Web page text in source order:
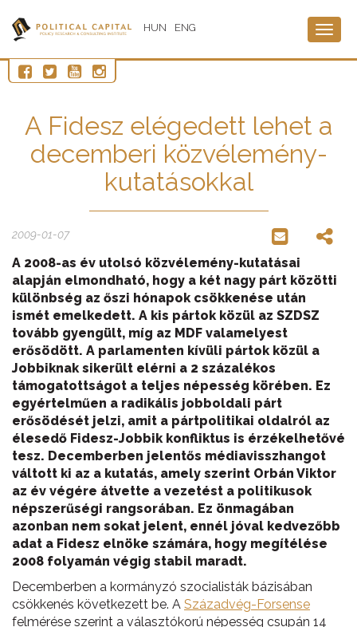
HUN ENG
A Fidesz elégedett lehet a
decemberi közvélemény-
kutatásokkal
2009-01-07
A 2008-as év utolsó közvélemény-kutatásai
alapján elmondható, hogy a két nagy párt közötti
különbség az őszi hónapok csökkenése után
ismét emelkedett. A kis pártok közül az SZDSZ
tovább gyengült, míg az MDF valamelyest
erősödött. A parlamenten kívüli pártok közül a
Jobbiknak sikerült elérni a 2 százalékos
támogatottságot a teljes népesség körében. Ez
egyértelműen a radikális jobboldali párt
erősödését jelzi, amit a pártpolitikai oldalról az
élesedő Fidesz-Jobbik konfliktus is érzékelhetővé
tesz. Decemberben jelentős médiavisszhangot
váltott ki az a kutatás, amely szerint Orbán Viktor
az év végére átvette a vezetést a politikusok
népszerűségi rangsorában. Ez önmagában
azonban nem sokat jelent, ennél jóval kedvezőbb
adat a Fidesz elnöke számára, hogy megítélése
2008 folyamán végig stabil maradt.
Decemberben a kormányzó szocialisták bázisában
csökkenés következett be. A Századvég-Forsense
felmérése szerint a választókorú népesség csupán 14